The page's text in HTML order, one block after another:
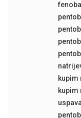
kupim
kupim